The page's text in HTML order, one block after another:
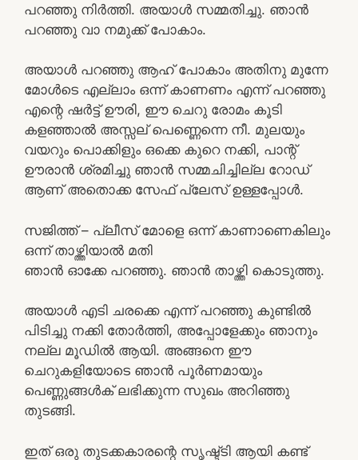
പറഞ്ഞു നിർത്തി. അയാൾ സമ്മതിച്ചു. ഞാൻ
പറഞ്ഞു വാ നമുക്ക് പോകാം.
അയാൾ പറഞ്ഞു ആഹ് പോകാം അതിനു മുന്നേ
മോൾടെ എല്ലാം ഒന്ന് കാണണം എന്ന് പറഞ്ഞു
എന്റെ ഷർട്ട്‌ ഊരി, ഈ ചെറു രോമം കൂടി
കളഞ്ഞാൽ അസ്സല് പെണ്ണെന്നെ നീ. മുലയും
വയറും പൊക്കിളും ഒക്കെ കുറെ നക്കി, പാന്റ്
ഊരാൻ ശ്രമിച്ചു ഞാൻ സമ്മചിച്ചില്ല റോഡ്
ആണ് അതൊക്ക സേഫ് പ്ലേസ് ഉള്ളപ്പോൾ.
സജിത്ത് – പ്ലീസ് മോളെ ഒന്ന് കാണാണെകിലും
ഒന്ന് താഴ്ത്തിയാൽ മതി
ഞാൻ ഓക്കേ പറഞ്ഞു. ഞാൻ താഴ്ത്തി കൊടുത്തു.
അയാൾ എടി ചരക്കെ എന്ന് പറഞ്ഞു കുണ്ടിൽ
പിടിച്ചു നക്കി തോർത്തി, അപ്പോളേക്കും ഞാനും
നല്ല മൂഡിൽ ആയി. അങ്ങനെ ഈ
ചെറുകളിയോടെ ഞാൻ പൂർണമായും
പെണ്ണുങ്ങൾക് ലഭിക്കുന്ന സുഖം അറിഞ്ഞു
തുടങ്ങി.
ഇത് ഒരു തുടക്കകാരന്റെ സൃഷ്ട്ടി ആയി കണ്ട്